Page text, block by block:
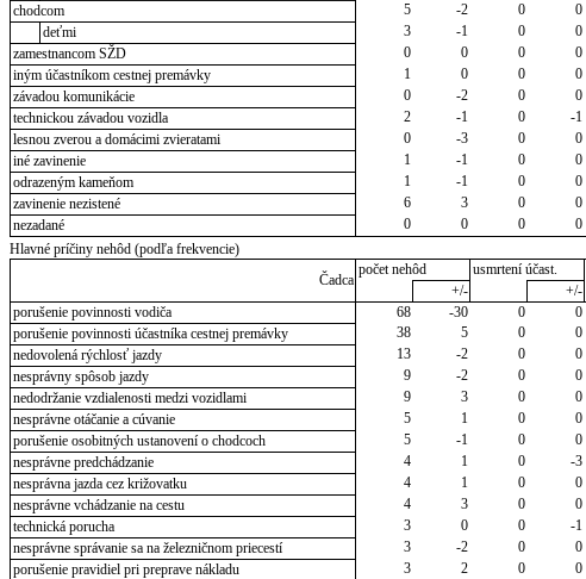
chodcom
5 -2 0 0
deťmi
3 -1 0 0
zamestnancom SŽD
0 0 0 0
iným účastníkom cestnej premávky
1 0 0 0
závadou komunikácie
0 -2 0 0
technickou závadou vozidla
2 -1 0 -1
lesnou zverou a domácimi zvieratami
0 -3 0 0
iné zavinenie
1 -1 0 0
odrazeným kameňom
1 -1 0 0
zavinenie nezistené
6 3 0 0
nezadané
0 0 0 0
Hlavné príčiny nehôd (podľa frekvencie)
Čadca
počet nehôd usmrtení účast.
+/-
+/-
porušenie povinnosti vodiča
68 -30 0 0
porušenie povinnosti účastníka cestnej premávky
38 5 0 0
nedovolená rýchlosť jazdy
13 -2 0 0
nesprávny spôsob jazdy
9 -2 0 0
nedodržanie vzdialenosti medzi vozidlami
9 3 0 0
nesprávne otáčanie a cúvanie
5 1 0 0
porušenie osobitných ustanovení o chodcoch
5 -1 0 0
nesprávne predchádzanie
4 1 0 -3
nesprávna jazda cez križovatku
4 1 0 0
nesprávne vchádzanie na cestu
4 3 0 0
technická porucha
3 0 0 -1
nesprávne správanie sa na železničnom priecestí
3 -2 0 0
porušenie pravidiel pri preprave nákladu
3 2 0 0